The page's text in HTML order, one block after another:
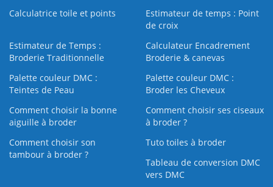
Calculatrice toile et points
Estimateur de temps : Point
de croix
Estimateur de Temps :
Broderie Traditionnelle
Calculateur Encadrement
Broderie & canevas
Palette couleur DMC :
Teintes de Peau
Palette couleur DMC :
Broder les Cheveux
Comment choisir la bonne
aiguille à broder
Comment choisir ses ciseaux
à broder ?
Comment choisir son
tambour à broder ?
Tuto toiles à broder
Tableau de conversion DMC
vers DMC